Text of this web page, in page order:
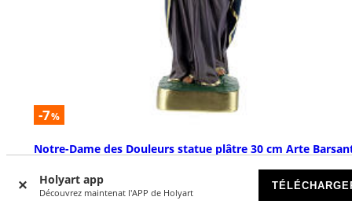
Holyart app
Découvrez maintenat l'APP de Holyart
-7%
Notre-Dame des Douleurs statue plâtre 30 cm Arte
DISPONIBLE